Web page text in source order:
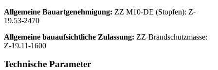
Allgemeine Bauartgenehmigung: ZZ M10-DE (Stopfen): Z-
19.53-2470
Allgemeine bauaufsichtliche Zulassung: ZZ-Brandschutzmasse:
Z-19.11-1600
Technische Parameter